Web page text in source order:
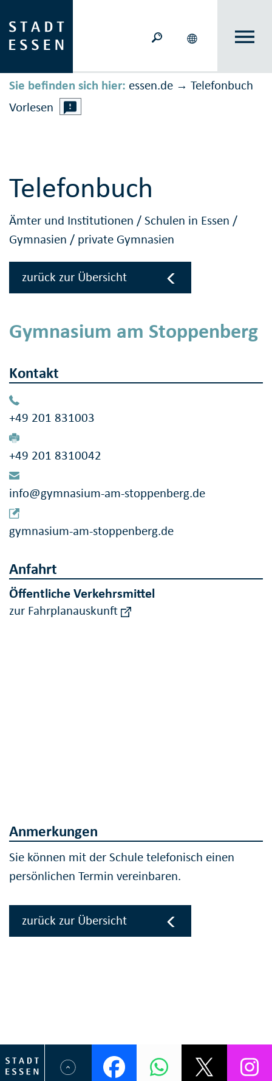
Sie befinden sich hier: essen.de → Telefonbuch
Vorlesen
Telefonbuch
Ämter und Institutionen /Schulen in Essen /
Gymnasien / private Gymnasien
zurück zur Übersicht
Gymnasium am Stoppenberg
Kontakt
+49 201 831003
+49 201 8310042
info@gymnasium-am-stoppenberg.de
gymnasium-am-stoppenberg.de
Anfahrt
Öffentliche Verkehrsmittel
zur Fahrplanauskunft
Anmerkungen
Sie können mit der Schule telefonisch einen
persönlichen Termin vereinbaren.
zurück zur Übersicht